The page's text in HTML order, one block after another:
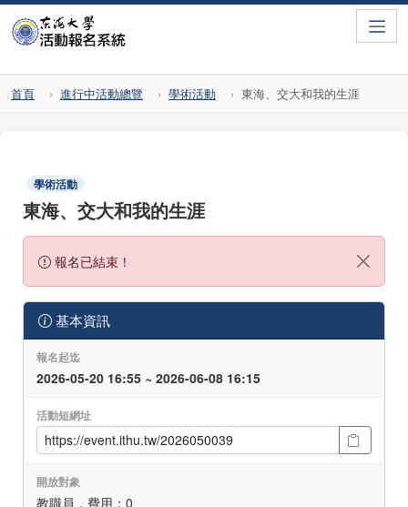
首頁 進行中活動總覽 學術活動 東海、交大和我的生涯
學術活動
東海、交大和我的生涯
報名已結束！
基本資訊
報名起迄
2026-05-20 16:55 ~ 2026-06-08 16:15
活動短網址
開放對象
教職員，費用：0